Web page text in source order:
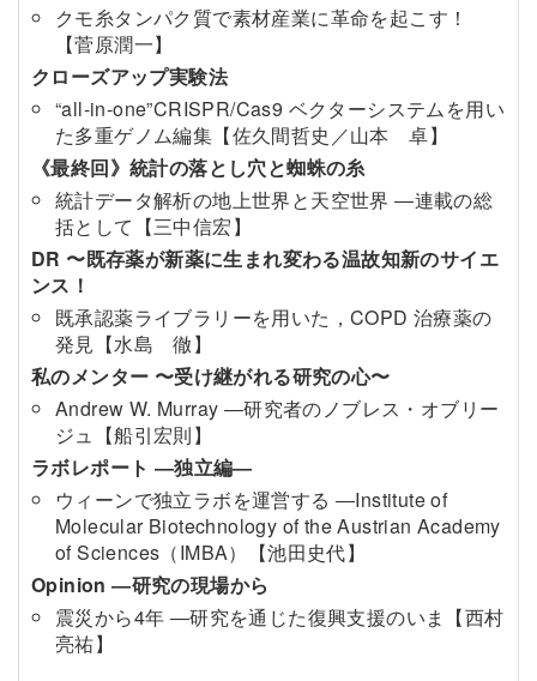
クモ糸タンパク質で素材産業に革命を起こす！
【菅原潤一】
クローズアップ実験法
“all-in-one”CRISPR/Cas9 ベクターシステムを用い
た多重ゲノム編集【佐久間哲史／山本 卓】
《最終回》統計の落とし穴と蜘蛛の糸
統計データ解析の地上世界と天空世界 ―連載の総
括として【三中信宏】
DR 〜既存薬が新薬に生まれ変わる温故知新のサイエ
ンス！
既承認薬ライブラリーを用いた，COPD 治療薬の
発見【水島 徹】
私のメンター 〜受け継がれる研究の心〜
Andrew W. Murray ―研究者のノブレス・オブリー
ジュ【船引宏則】
ラボレポート ―独立編―
ウィーンで独立ラボを運営する ―Institute of
Molecular Biotechnology of the Austrian Academy
of Sciences（IMBA）【池田史代】
Opinion ―研究の現場から
震災から4年 ―研究を通じた復興支援のいま【西村
亮祐】